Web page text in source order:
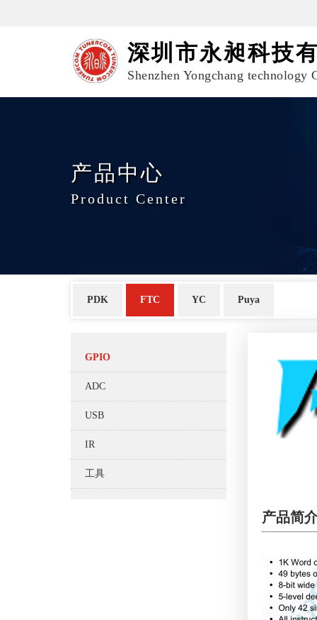
深圳市永昶科技
Shenzhen Yongchang technology
产品中心
Product Center
PDK FTC YC Puya
产品简
GPIO
ADC
USB
IR
工具